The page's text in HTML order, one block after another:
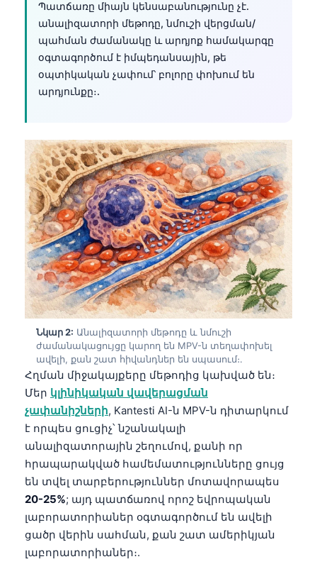
Պատճառը միայն կենսաբանությունը չէ.
անալիզատորի մեթոդը, նմուշի վերցման/
պահման ժամանակը և արդյոք համակարգը
օգտագործում է իմպեդանսային, թե
օպտիկական չափում՝ բոլորը փոխում են
արդյունքը։.
Նկար 2: Անալիզատորի մեթոդը և նմուշի
ժամանակացույցը կարող են MPV-ն տեղափոխել
ավելի, քան շատ հիվանդներ են սպասում։.
Հղման միջակայքերը մեթոդից կախված են։
Մեր կլինիկական վավերացման
չափանիշների, Kantesti AI-ն MPV-ն դիտարկում
է որպես ցուցիչ՝ նշանակալի
անալիզատորային շեղումով, քանի որ
հրապարակված համեմատությունները ցույց
են տվել տարբերություններ մոտավորապես
20-25%; այդ պատճառով որոշ եվրոպական
լաբորատորիաներ օգտագործում են ավելի
ցածր վերին սահման, քան շատ ամերիկյան
լաբորատորիաներ։.